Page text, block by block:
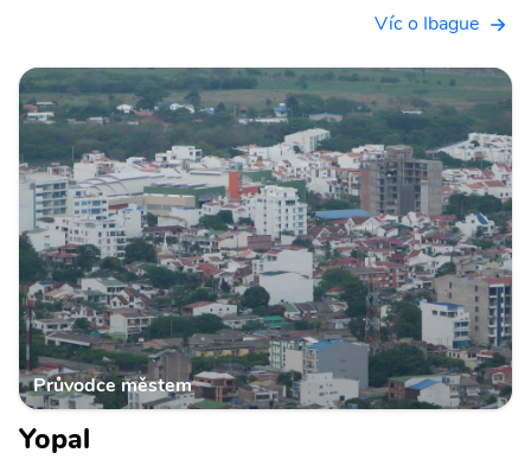
Víc o Ibague
Průvodce městem
Yopal